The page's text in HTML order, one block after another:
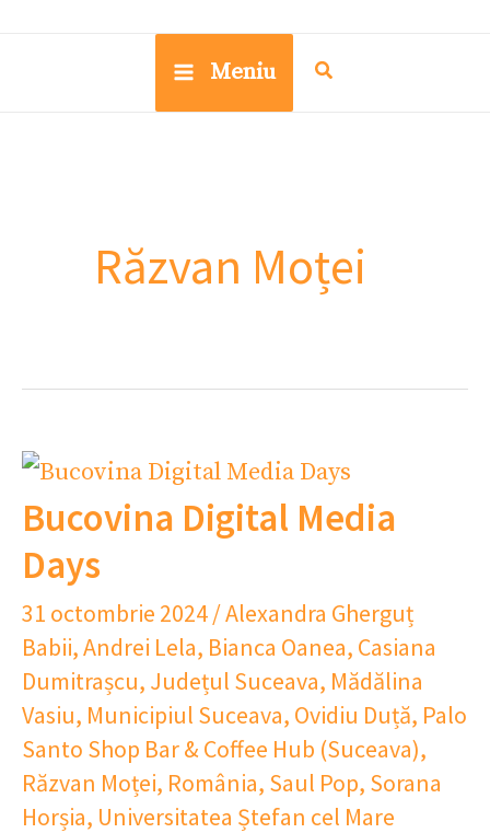
Meniu
Răzvan Moței
Bucovina Digital Media
Days
31 octombrie 2024/Alexandra Gherguț
Babii,Andrei Lela, Bianca Oanea, Casiana
Dumitrașcu, Județul Suceava, Mădălina
Vasiu, Municipiul Suceava, Ovidiu Duță, Palo
Santo Shop Bar & Coffee Hub (Suceava),
Răzvan Moței, România, Saul Pop, Sorana
Horșia, Universitatea Ștefan cel Mare